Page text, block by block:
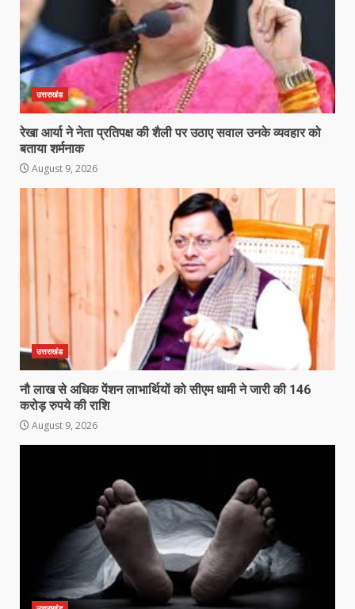
उत्तराखंड
रेखा आर्या ने नेता प्रतिपक्ष की शैली पर उठाए सवाल उनके व्यवहार को
बताया शर्मनाक
August 9, 2026
उत्तराखंड
नौ लाख से अधिक पेंशन लाभार्थियों को सीएम धामी ने जारी की 146
करोड़ रुपये की राशि
August 9, 2026